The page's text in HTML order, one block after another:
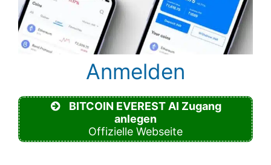
Anmelden
BITCOIN EVEREST AI Zugang
anlegen
Offizielle Webseite